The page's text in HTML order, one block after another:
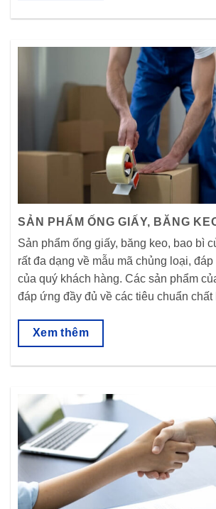
SẢN PHẨM ỐNG GIẤY, BĂNG
Sản phẩm ống giấy, băng keo, bao bì
rất đa dạng về mẫu mã chủng loại,
của quý khách hàng. Các sản phẩm
đáp ứng đầy đủ về các tiêu chuẩn
Xem thêm